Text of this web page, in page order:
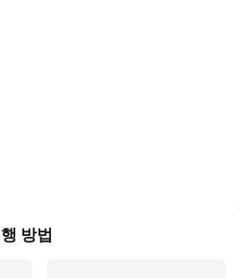
세계의 트렌드 확인
방법